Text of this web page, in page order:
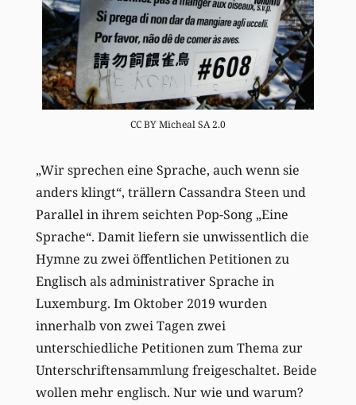
CC BY Micheal SA 2.0
„Wir sprechen eine Sprache, auch wenn sie
anders klingt“, trällern Cassandra Steen und
Parallel in ihrem seichten Pop-Song „Eine
Sprache“. Damit liefern sie unwissentlich die
Hymne zu zwei öffentlichen Petitionen zu
Englisch als administrativer Sprache in
Luxemburg. Im Oktober 2019 wurden
innerhalb von zwei Tagen zwei
unterschiedliche Petitionen zum Thema zur
Unterschriftensammlung freigeschaltet. Beide
wollen mehr englisch. Nur wie und warum?